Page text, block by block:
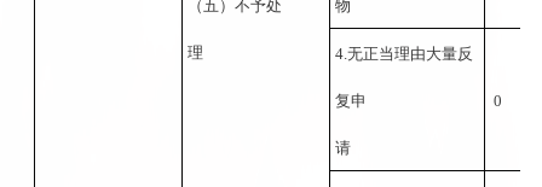
（五）不予处
理
物
4.无正当理由大量反
复申
请
0